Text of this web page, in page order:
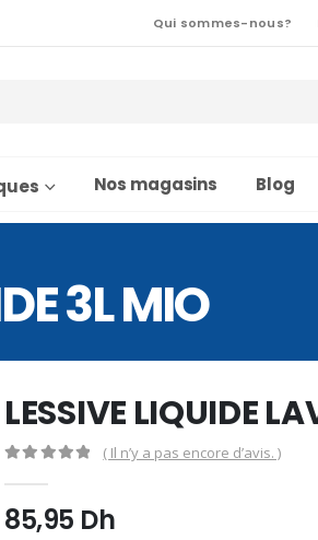
Qui sommes-nous?
Nos magasins Blog
3L MIO
LESSIVE LIQUIDE
( Il n’y a pas encore d’avis. )
85,95 Dh